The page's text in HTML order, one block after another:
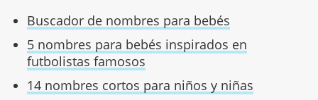
Buscador de nombres para bebés
5 nombres para bebés inspirados en
futbolistas famosos
14 nombres cortos para niños y niñas